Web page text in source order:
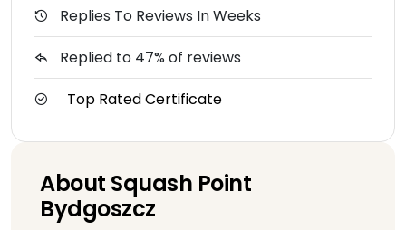
Replies To Reviews In Weeks
Replied to 47% of reviews
Top Rated Certificate
About Squash Point
Bydgoszcz